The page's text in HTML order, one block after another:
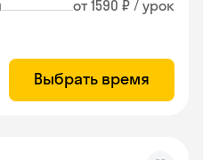
от 1590 ₽ / урок
Выбрать время